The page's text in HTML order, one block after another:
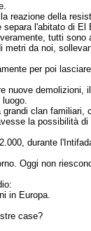
reazione della
l'abitato di
tutti sono
da noi,
per poi
clan
la possibilità
durante
Oggi non
in Europa.
case?